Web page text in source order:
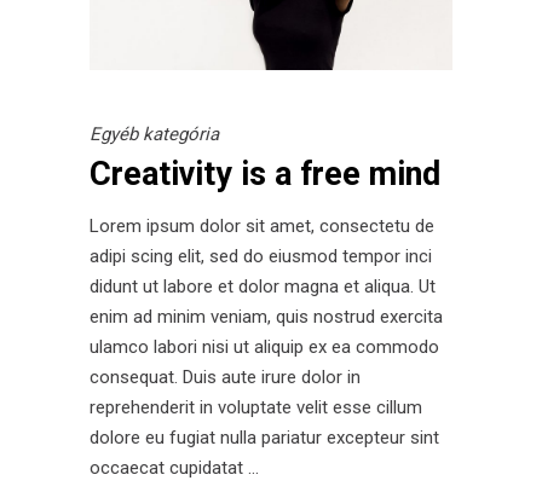
Egyéb kategória
Creativity is a free mind
Lorem ipsum dolor sit amet, consectetu de
adipi scing elit, sed do eiusmod tempor inci
didunt ut labore et dolor magna et aliqua. Ut
enim ad minim veniam, quis nostrud exercita
ulamco labori nisi ut aliquip ex ea commodo
consequat. Duis aute irure dolor in
reprehenderit in voluptate velit esse cillum
dolore eu fugiat nulla pariatur excepteur sint
occaecat cupidatat